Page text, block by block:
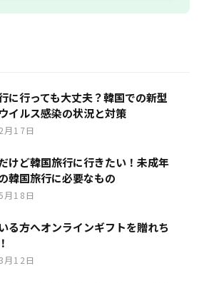
に行っても大丈夫？韓国での新型
イルス感染の状況と対策
月17日
けど韓国旅行に行きたい！未成年
韓国旅行に必要なもの
月18日
る方へオンラインギフトを贈れち
月12日